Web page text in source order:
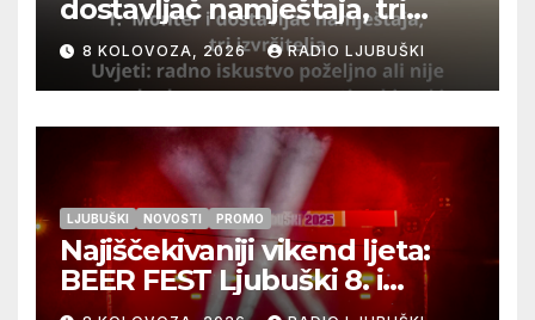
dostavljač namještaja, tri
izvršitelja
8 KOLOVOZA, 2026 RADIO LJUBUŠKI
LJUBUŠKI NOVOSTI PROMO
Najiščekivaniji vikend ljeta:
BEER FEST Ljubuški 8. i
9.kolovoza